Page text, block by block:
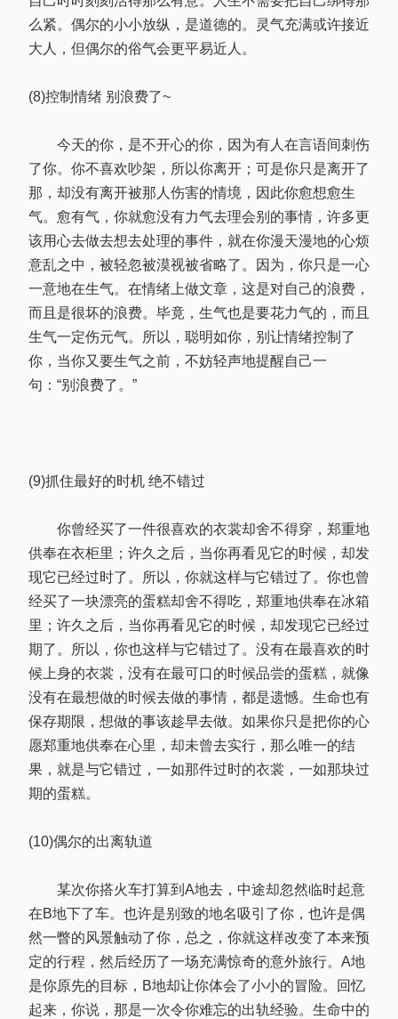
么紧。偶尔的小小放纵，是道德的。灵气充满或许接近
大人，但偶尔的俗气会更平易近人。
(8)控制情绪 别浪费了~
今天的你，是不开心的你，因为有人在言语间刺伤
了你。你不喜欢吵架，所以你离开；可是你只是离开了
那，却没有离开被那人伤害的情境，因此你愈想愈生
气。愈有气，你就愈没有力气去理会别的事情，许多更
该用心去做去想去处理的事件，就在你漫天漫地的心烦
意乱之中，被轻忽被漠视被省略了。因为，你只是一心
一意地在生气。在情绪上做文章，这是对自己的浪费，
而且是很坏的浪费。毕竟，生气也是要花力气的，而且
生气一定伤元气。所以，聪明如你，别让情绪控制了
你，当你又要生气之前，不妨轻声地提醒自己一
句：“别浪费了。”
(9)抓住最好的时机 绝不错过
你曾经买了一件很喜欢的衣裳却舍不得穿，郑重地
供奉在衣柜里；许久之后，当你再看见它的时候，却发
现它已经过时了。所以，你就这样与它错过了。你也曾
经买了一块漂亮的蛋糕却舍不得吃，郑重地供奉在冰箱
里；许久之后，当你再看见它的时候，却发现它已经过
期了。所以，你也这样与它错过了。没有在最喜欢的时
候上身的衣裳，没有在最可口的时候品尝的蛋糕，就像
没有在最想做的时候去做的事情，都是遗憾。生命也有
保存期限，想做的事该趁早去做。如果你只是把你的心
愿郑重地供奉在心里，却未曾去实行，那么唯一的结
果，就是与它错过，一如那件过时的衣裳，一如那块过
期的蛋糕。
(10)偶尔的出离轨道
某次你搭火车打算到A地去，中途却忽然临时起意
在B地下了车。也许是别致的地名吸引了你，也许是偶
然一瞥的风景触动了你，总之，你就这样改变了本来预
定的行程，然后经历了一场充满惊奇的意外旅行。A地
是你原先的目标，B地却让你体会了小小的冒险。回忆
起来，你说，那是一次令你难忘的出轨经验。生命中的